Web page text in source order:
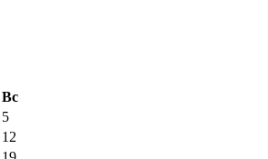
Вс
5
12